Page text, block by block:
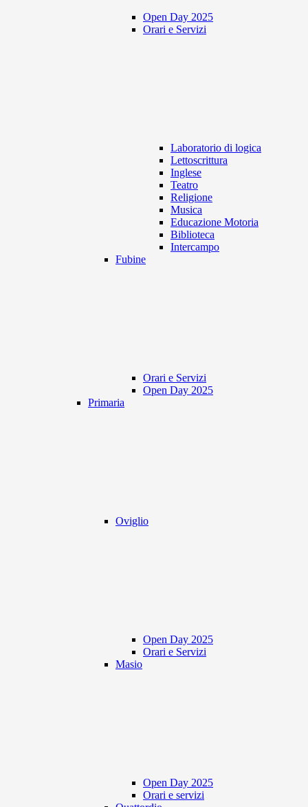
Open Day 2025
Orari e Servizi
Laboratorio di logica
Lettoscrittura
Inglese
Teatro
Religione
Musica
Educazione Motoria
Biblioteca
Intercampo
Fubine
Orari e Servizi
Open Day 2025
Primaria
Oviglio
Open Day 2025
Orari e Servizi
Masio
Open Day 2025
Orari e servizi